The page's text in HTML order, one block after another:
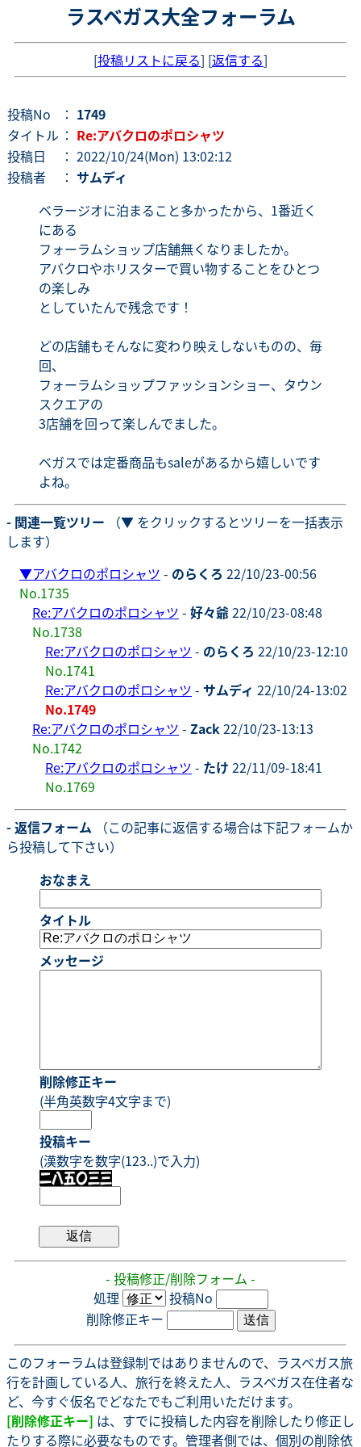
ラスベガス大全フォーラム
[投稿リストに戻る] [返信する]
投稿No ： 1749
タイトル ： Re:アバクロのポロシャツ
投稿日
： 2022/10/24(Mon) 13:02:12
投稿者
： サムディ
ベラージオに泊まること多かったから、1番近く
にある
フォーラムショップ店舗無くなりましたか。
アバクロやホリスターで買い物することをひとつ
の楽しみ
としていたんで残念です！
どの店舗もそんなに変わり映えしないものの、毎
回、
フォーラムショップファッションショー、タウン
スクエアの
3店舗を回って楽しんでました。
ベガスでは定番商品もsaleがあるから嬉しいです
よね。
- 関連一覧ツリー （▼ をクリックするとツリーを一括表示
します）
▼アバクロのポロシャツ - のらくろ 22/10/23-00:56
No.1735
Re:アバクロのポロシャツ - 好々爺22/10/23-08:48
No.1738
Re:アバクロのポロシャツ - のらくろ 22/10/23-12:10
No.1741
Re:アバクロのポロシャツ - サムディ 22/10/24-13:02
No.1749
Re:アバクロのポロシャツ - Zack22/10/23-13:13
No.1742
Re:アバクロのポロシャツ - たけ 22/11/09-18:41
No.1769
- 返信フォーム （この記事に返信する場合は下記フォームか
ら投稿して下さい）
おなまえ
タイトル
メッセージ
削除修正キー
(半角英数字4文字まで)
投稿キー
(漢数字を数字(123..)で入力)
- 投稿修正/削除フォーム -
処理
投稿No
削除修正キー
このフォーラムは登録制ではありませんので、ラスベガス旅
行を計画している人、旅行を終えた人、ラスベガス在住者な
ど、今すぐ仮名でどなたでもご利用いただけます。
[削除修正キー] は、すでに投稿した内容を削除したり修正し
たりする際に必要なものです。管理者側では、個別の削除依